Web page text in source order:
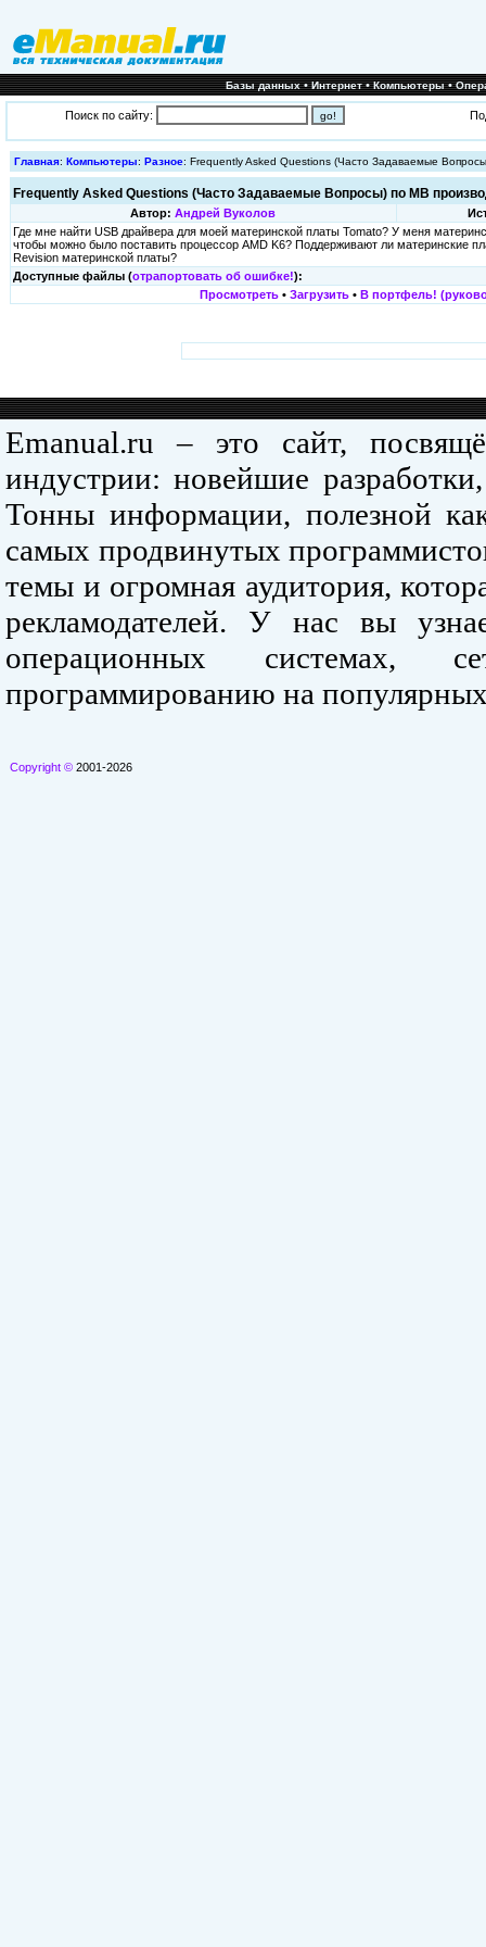
Базы данных•Интернет•Компьютеры•
Поиск по сайту:
Главная: Компьютеры: Разное: Frequently Asked Questions (Часто Задаваемые
Frequently Asked Questions (Часто Задаваемые Вопpосы) по MB
Автор: Андрей Вуколов
Где мне найти USB драйвера для моей материнской платы Tomato? У меня
чтобы можно было поставить процессор AMD K6? Поддерживают ли материнские
Revision материнской платы?
Доступные файлы (отрапортовать об ошибке!):
Просмотреть • Загрузить • В портфель!
Emanual.ru – это сайт,
индустрии: новейшие
Тонны информации, полезной
самых продвинутых
темы и огромная аудитория,
рекламодателей. У нас вы
операционных системах,
программированию на
Copyright © 2001-2026